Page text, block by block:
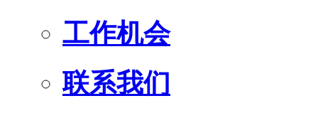
工作机会
联系我们